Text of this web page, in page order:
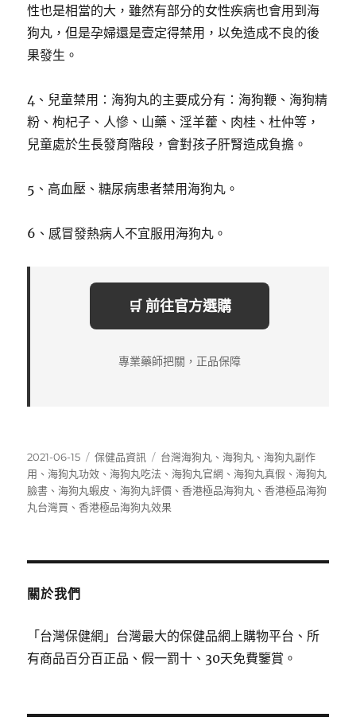
性也是相當的大，雖然有部分的女性疾病也會用到海
狗丸，但是孕婦還是壹定得禁用，以免造成不良的後
果發生。
4、兒童禁用：海狗丸的主要成分有：海狗鞭、海狗精
粉、枸杞子、人慘、山藥、淫羊藿、肉桂、杜仲等，
兒童處於生長發育階段，會對孩子肝腎造成負擔。
5、高血壓、糖尿病患者禁用海狗丸。
6、感冒發熱病人不宜服用海狗丸。
🛒 前往官方選購
專業藥師把關，正品保障
發
佈
日
期:
2021-06-15
分
類
保健品資訊
標
籤
台灣海狗丸 、 海狗丸 、 海狗丸副作
用 、 海狗丸功效 、 海狗丸吃法 、 海狗丸官網 、 海狗丸真假 、 海狗丸
臉書 、 海狗丸蝦皮 、 海狗丸評價 、香港極品海狗丸 、香港極品海狗
丸台灣買 、香港極品海狗丸效果
關於我們
「台灣保健網」台灣最大的保健品網上購物平台、所
有商品百分百正品、假一罰十、30天免費鑒賞。